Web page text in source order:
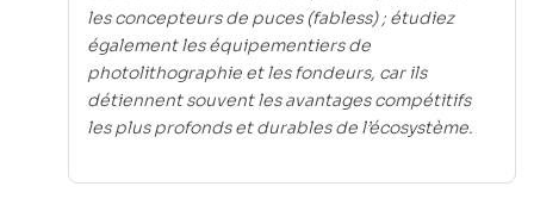
les concepteurs de puces (fabless) ; étudiez
également les équipementiers de
photolithographie et les fondeurs, car ils
détiennent souvent les avantages compétitifs
les plus profonds et durables de l’écosystème.